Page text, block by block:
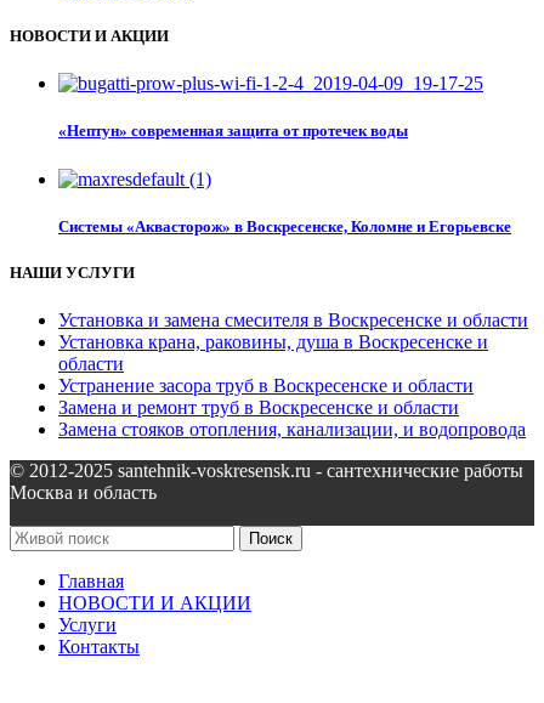
НОВОСТИ И АКЦИИ
«Нептун» современная защита от протечек воды
Системы «Аквасторож» в Воскресенске, Коломне и Егорьевске
НАШИ УСЛУГИ
Установка и замена смесителя в Воскресенске и области
Установка крана, раковины, душа в Воскресенске и
области
Устранение засора труб в Воскресенске и области
Замена и ремонт труб в Воскресенске и области
Замена стояков отопления, канализации, и водопровода
© 2012-2025 santehnik-voskresensk.ru - сантехнические работы
Москва и область
Поиск
Главная
НОВОСТИ И АКЦИИ
Услуги
Контакты